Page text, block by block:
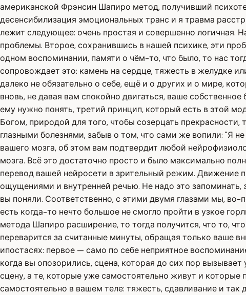
американской Фрэнсин Шапиро метод, получивший
десенсибилизация эмоциональных транс и я травма
лежит следующее: очень простая и совершенно логичная.
проблемы. Второе, сохранившись в нашей психике, эти
одном воспоминании, памяти о чём-то, что было, то нас
сопровождает это: камень на сердце, тяжесть в желудке
далеко не обязательно о себе, ещё и о других и о мире,
вновь, не давая вам спокойно двигаться, ваше
ему нужно понять, третий принцип, который есть в этой
Богом, природой для того, чтобы созерцать
глазными болезнями, забыв о том, что сами же вопили: "Я
вашего мозга, об этом вам подтвердит любой
мозга. Всё это достаточно просто и было максимально
перевод вашей нейросети в зрительный режим.
ощущениями и внутренней речью. Не надо это запоминать,
вы поняли. Соответственно, с этими двумя глазами мы,
есть когда-то нечто большое не смогло пройти в узкое
метода Шапиро расширение, то тогда получится, что то,
переварится за считанные минуты, обращая только ваше
ипостасях: первое — само по себе неприятное
когда вы опозорились, сцена, которая до сих пор
сцену, а те, которые уже самостоятельно живут и которые
самостоятельно в вашем теле: тяжесть, сдавливание и